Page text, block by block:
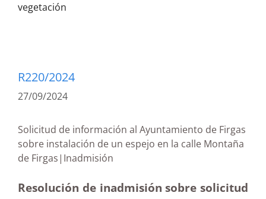
vegetación
R220/2024
27/09/2024
Solicitud de información al Ayuntamiento de Firgas
sobre instalación de un espejo en la calle Montaña
de Firgas|Inadmisión
Resolución de inadmisión sobre solicitud